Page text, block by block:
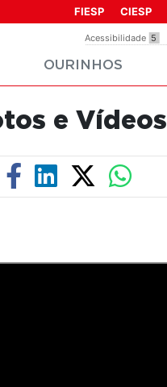
Acessibilidade 5
FIESP CIESP
OURINHOS
e Vídeos